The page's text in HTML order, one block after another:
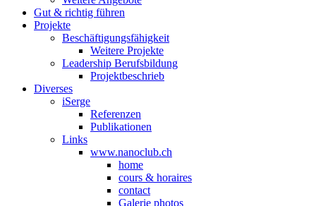
Gut & richtig führen
Projekte
Beschäftigungsfähigkeit
Weitere Projekte
Leadership Berufsbildung
Projektbeschrieb
Diverses
iSerge
Referenzen
Publikationen
Links
www.nanoclub.ch
home
cours & horaires
contact
Galerie photos